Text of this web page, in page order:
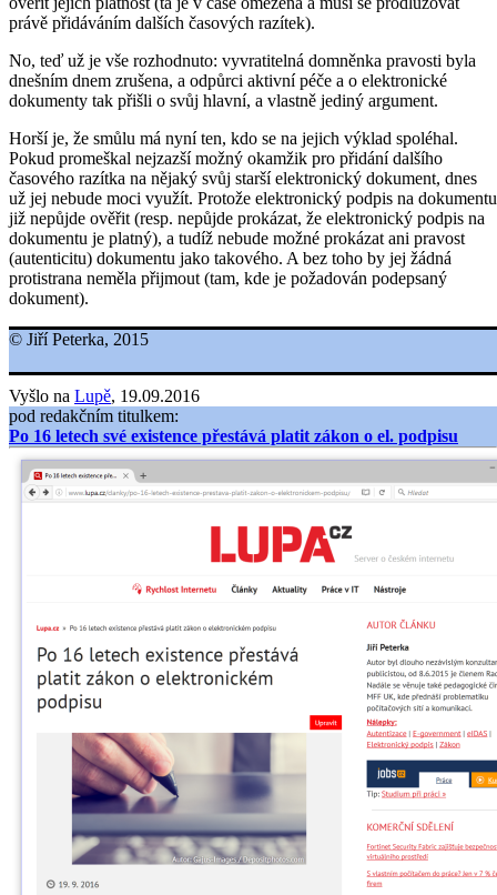
právě přidáváním dalších časových razítek).
No, teď už je vše rozhodnuto: vyvratitelná domněnka pravosti byla
dnešním dnem zrušena, a odpůrci aktivní péče a o elektronické
dokumenty tak přišli o svůj hlavní, a vlastně jediný argument.
Horší je, že smůlu má nyní ten, kdo se na jejich výklad spoléhal.
Pokud promeškal nejzazší možný okamžik pro přidání dalšího
časového razítka na nějaký svůj starší elektronický dokument, dnes
už jej nebude moci využít. Protože elektronický podpis na dokumentu
již nepůjde ověřit (resp. nepůjde prokázat, že elektronický podpis na
dokumentu je platný), a tudíž nebude možné prokázat ani pravost
(autenticitu) dokumentu jako takového. A bez toho by jej žádná
protistrana neměla přijmout (tam, kde je požadován podepsaný
dokument).
© Jiří Peterka, 2015
Vyšlo na Lupě, 19.09.2016
pod redakčním titulkem:
Po 16 letech své existence přestává platit zákon o el. podpisu